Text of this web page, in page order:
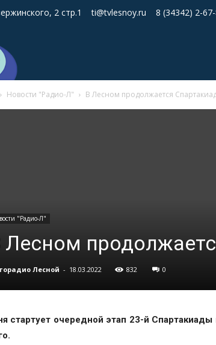
2 стр.1 ti@tvlesnoy.ru 8 (34342) 2-
Новости "Радио-Л" В Лесном продолжается
"Радио-Л"
Лесном
Лесной - 18.03.2022 832 0
стартует очередной этап 23-й